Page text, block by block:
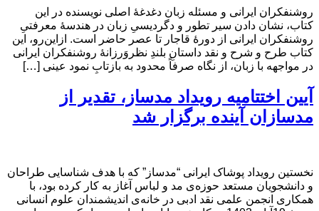
روشنفکران ایرانی و مسئله زبان دغدغۀ اصلی نویسنده در این
کتاب، نشان دادن سیر تطور و دگردیسیِ زبان در هندسۀ معرفتیِ
روشنفکران ایرانی از دورۀ قاجار تا عصر حاضر است. از‌این‌رو، این
کتاب طرح و شرح و نقد داستانِ بلندِ نظروَرزانۀ روشنفکران ایرانی
در مواجهه با زبان، از نگاه صرفاً محدود به بازتابِ نمود عینی […]
آیین اختتامیه‌ رویداد مدساز، تقدیر از
مدسازان آینده برگزار شد
نخستین رویداد پوشاک ایرانی “مدساز” که با هدف شناسایی طراحان
و دانشجویان مستعد حوزه‌ی مد و لباس آغاز به کار کرده بود، با
همکاری انجمن علمی نقد ادبی در خانه‌ی اندیشمندان علوم انسانی